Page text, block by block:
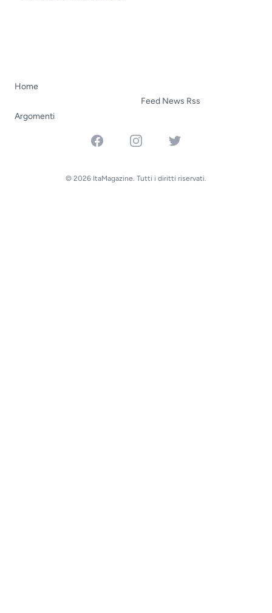
Home
Argomenti
Feed News Rss
FacebookInstagramTwitter
© 2026 ItaMagazine. Tutti i diritti riservati.